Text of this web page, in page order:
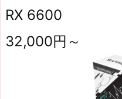
RX 6600
32,000円～